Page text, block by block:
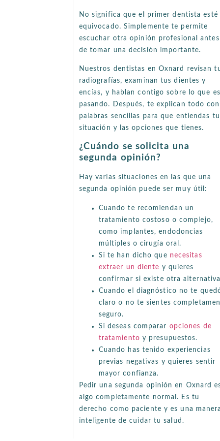
No significa que el primer dentista esté
equivocado. Simplemente te permite
escuchar otra opinión profesional antes
de tomar una decisión importante.
Nuestros dentistas en Oxnard revisan
radiografías, examinan tus dientes y
encías, y hablan contigo sobre lo que
pasando. Después, te explican todo con
palabras sencillas para que entiendas tu
situación y las opciones que tienes.
¿Cuándo se solicita una
segunda opinión?
Hay varias situaciones en las que una
segunda opinión puede ser muy útil:
Cuando te recomiendan un
tratamiento costoso o complejo,
como implantes, endodoncias
múltiples o cirugía oral.
Si te han dicho que necesitas
extraer un diente y quieres
confirmar si existe otra
Cuando el diagnóstico no te
claro o no te sientes
seguro.
Si deseas comparar opciones de
tratamiento y presupuestos.
Cuando has tenido experiencias
previas negativas y quieres sentir
mayor confianza.
Pedir una segunda opinión en Oxnard
algo completamente normal. Es tu
derecho como paciente y es una manera
inteligente de cuidar tu salud.